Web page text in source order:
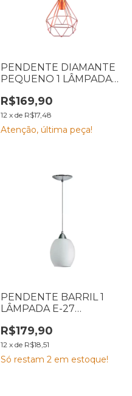
PENDENTE DIAMANTE
PEQUENO 1 LÂMPADA
R$169,90
12 x de R$17,48
Atenção, última peça!
PENDENTE BARRIL 1
LÂMPADA E-27
FOSCO EMA
R$179,90
12 x de R$18,51
Só restam 2 em estoque!